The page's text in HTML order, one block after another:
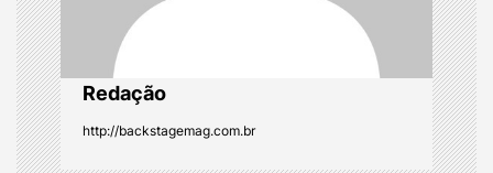
i
o
n
Redação
http://backstagemag.com.br